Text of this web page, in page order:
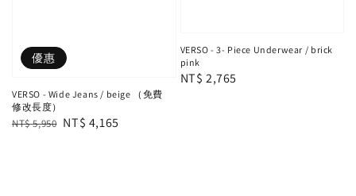
優惠
VERSO - Wide Jeans / beige （免費
修改長度）
Regular
NT$ 5,950 Sale
NT$ 4,165
VERSO - 3- Piece Underwear / brick
pink
Regular
NT$ 2,765